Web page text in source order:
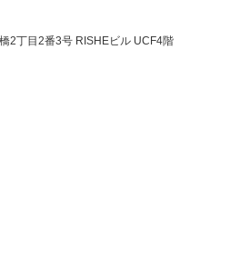
丁目2番3号 RISHEビル UCF4階